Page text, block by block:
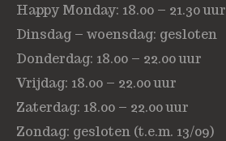
Happy Monday: 18.00 – 21.30 uur
Dinsdag – woensdag: gesloten
Donderdag: 18.00 – 22.00 uur
Vrijdag: 18.00 – 22.00 uur
Zaterdag: 18.00 – 22.00 uur
Zondag: gesloten (t.e.m. 13/09)